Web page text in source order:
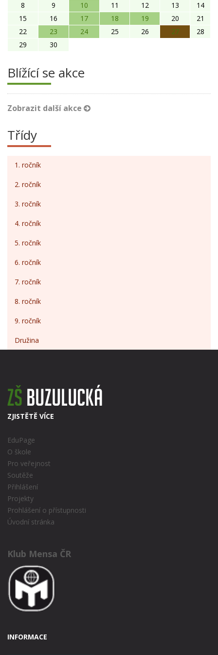
8
9 10 11 12 13
14
15
16 17 18 19 20
21
22
23 24 25 26 27
28
29
30
Blížící se akce
Zobrazit další akce
Třídy
1. ročník
2. ročník
3. ročník
4. ročník
5. ročník
6. ročník
7. ročník
8. ročník
9. ročník
Družina
ZJISTĚTĚ VÍCE
EduPage
O škole
Pro veřejnost
Soutěže
Přihlášení
Projekty
Prohlášení o přístupnosti
Úvodní stránka
Klub Mensa ČR
INFORMACE